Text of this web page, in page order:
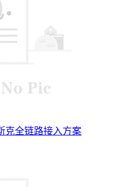
克全链路接入方案